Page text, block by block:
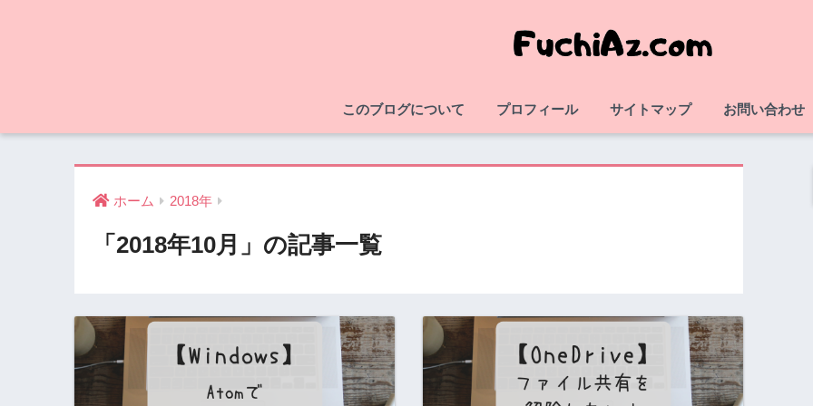
このブログについて プロフィール サイトマップ お問い合わせ
ホーム 2018年
「2018年10月」の記事一覧